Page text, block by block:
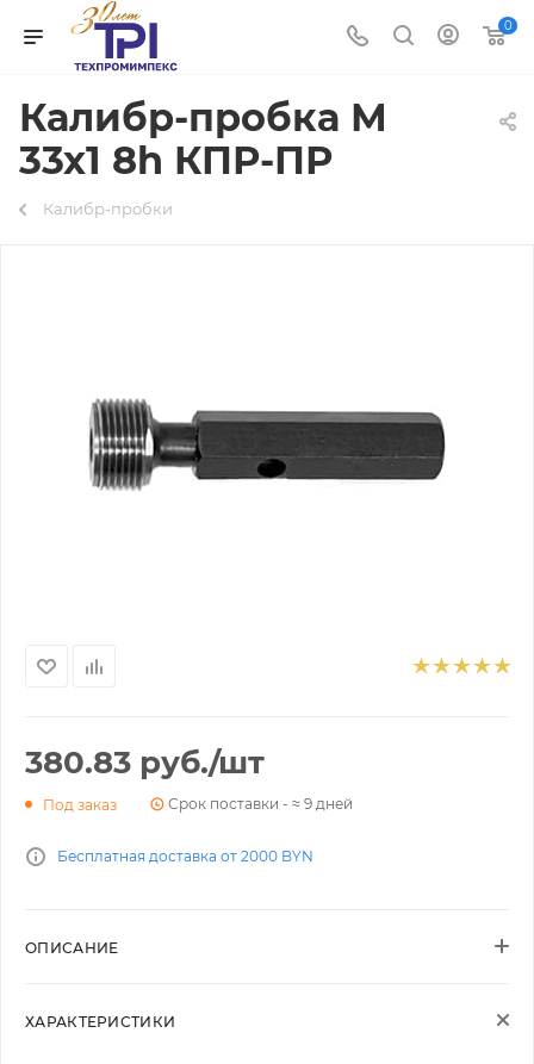
0
Калибр-пробка М
33х1 8h КПР-ПР
Калибр-пробки
380.83 руб./шт
Под заказ Срок поставки - ≈ 9 дней
Бесплатная доставка от 2000 BYN
ОПИСАНИЕ
ХАРАКТЕРИСТИКИ